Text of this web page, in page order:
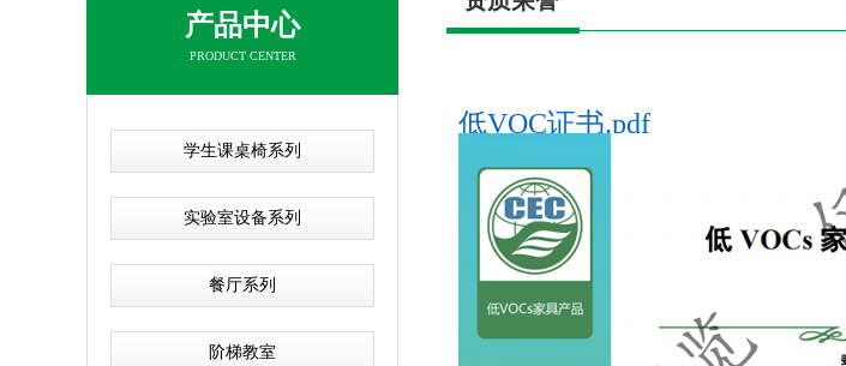
产品中心
PRODUCT CENTER
学生课桌椅系列
实验室设备系列
餐厅系列
阶梯教室
低VOC证书.pdf